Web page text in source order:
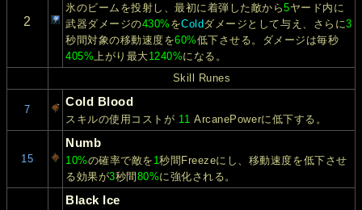
2
氷のビームを投射し、最初に着弾した敵から5ヤード内に
武器ダメージの430% をColdダメージとして与え、さらに3
秒間対象の移動速度を60%低下させる。ダメージは毎秒
405% 上がり最大1240%になる。
Skill Runes
7
Cold Blood
スキルの使用コストが 11 ArcanePowerに低下する。
15
Numb
10%の確率で敵を 1秒間Freezeにし、移動速度を低下させ
る効果が3秒間 80%に強化される。
Black Ice